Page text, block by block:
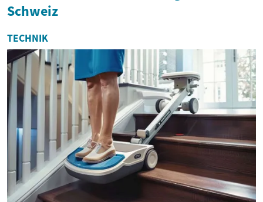
Schweiz
TECHNIK